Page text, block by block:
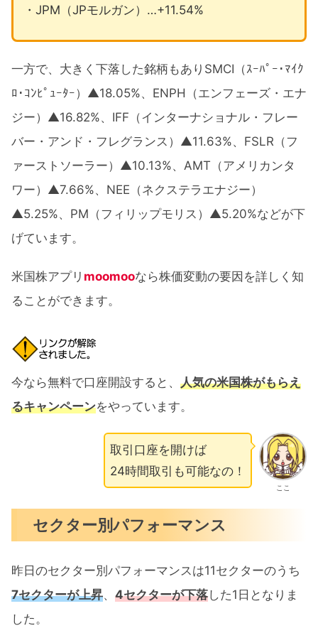
・JPM（JPモルガン）…+11.54%
一方で、大きく下落した銘柄もありSMCI（ｽｰﾊﾟｰ･ﾏｲｸ
ﾛ･ｺﾝﾋﾟｭｰﾀｰ）▲18.05%、ENPH（エンフェーズ・エナ
ジー）▲16.82%、IFF（インターナショナル・フレー
バー・アンド・フレグランス）▲11.63%、FSLR（フ
ァーストソーラー）▲10.13%、AMT（アメリカンタ
ワー）▲7.66%、NEE（ネクステラエナジー）
▲5.25%、PM（フィリップモリス）▲5.20%などが下
げています。
米国株アプリ moomooなら株価変動の要因を詳しく知
ることができます。
今なら無料で口座開設すると、 人気の米国株がもらえ
るキャンペーンをやっています。
ここ
取引口座を開けば
24時間取引も可能なの！
セクター別パフォーマンス
昨日のセクター別パフォーマンスは11セクターのうち
7セクターが上昇、 4セクターが下落した1日となりま
した。